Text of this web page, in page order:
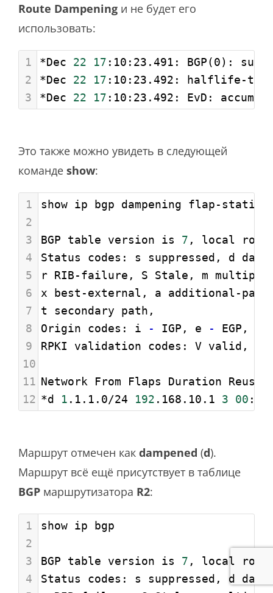
Route Dampening и не будет его
использовать:
1 *Dec 22 17 :10:23.491: BGP(0):
2
*Dec 22 17 :10:23.492: halflife-
3
*Dec 22 17 :10:23.492: EvD: accum.
Это также можно увидеть в следующей
команде show:
1
show ip bgp dampening flap-
2
3
BGP table version is 7 , local
4
Status codes: s suppressed, d
5
r RIB-failure, S Stale, m
6
x best-external, a additional-path,
7
t secondary path,
8
Origin codes: i - IGP, e - EGP, ?
9
RPKI validation codes: V valid, I
10
11 Network From Flaps Duration Reuse
12 *d 1 .1.1.0/24 192 .168.10.1 3 00
Маршрут отмечен как dampened (d).
Маршрут всё ещё присутствует в таблице
BGP маршрутизатора R2:
1
show ip bgp
2
3
BGP table version is 7 , local
4
Status codes: s suppressed, d